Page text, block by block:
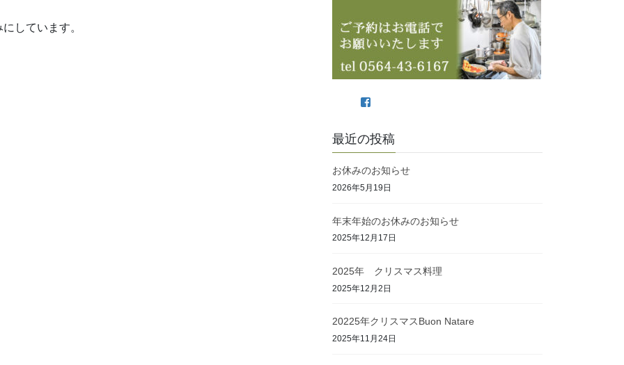
しています。
最近の投稿
お休みのお知らせ
2026年5月19日
年末年始のお休みのお知らせ
2025年12月17日
2025年 クリスマス料理
2025年12月2日
20225年クリスマスBuon Natare
2025年11月24日